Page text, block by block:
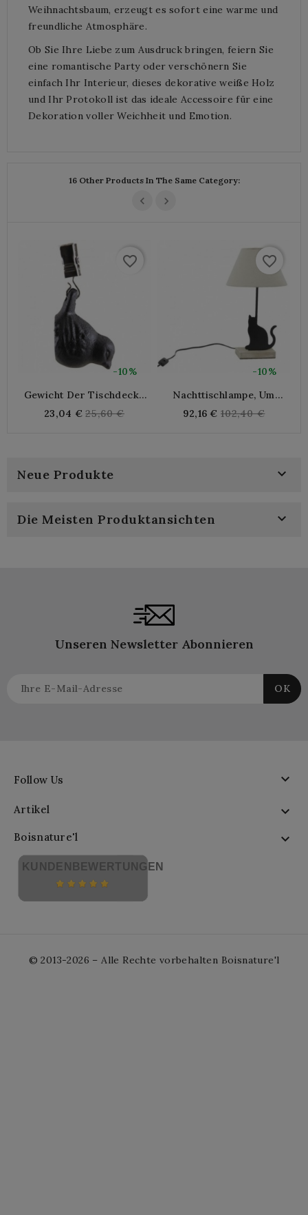
Weihnachtsbaum, erzeugt es sofort eine warme und
freundliche Atmosphäre.
Ob Sie Ihre Liebe zum Ausdruck bringen, feiern Sie
eine romantische Party oder verschönern Sie
einfach Ihr Interieur, dieses dekorative weiße Holz
und Ihr Protokoll ist das ideale Accessoire für eine
Dekoration voller Weichheit und Emotion.
16 Other Products In The Same Category:
-10%
favorite_border
Gewicht Der Tischdecke
Gartenwassertisch Halten
23,04 € Regular
25,60 €
-10%
favorite_border
Nachttischlampe, Um
Posieren
92,16 € Regular
102,40 €
Neue Produkte 
Die Meisten Produktansichten 
Unseren Newsletter Abonnieren
Follow Us 
Artikel 
Boisnature'l 
KUNDENBEWERTUNGEN
© 2013-2026 – Alle Rechte vorbehalten Boisnature'l